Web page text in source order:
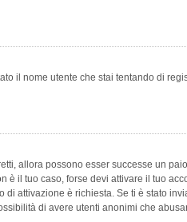
il nome utente che stai tentando di
allora possono esser successe un
il tuo caso, forse devi attivare il tuo
attivazione è richiesta. Se ti è stato
di avere utenti anonimi che